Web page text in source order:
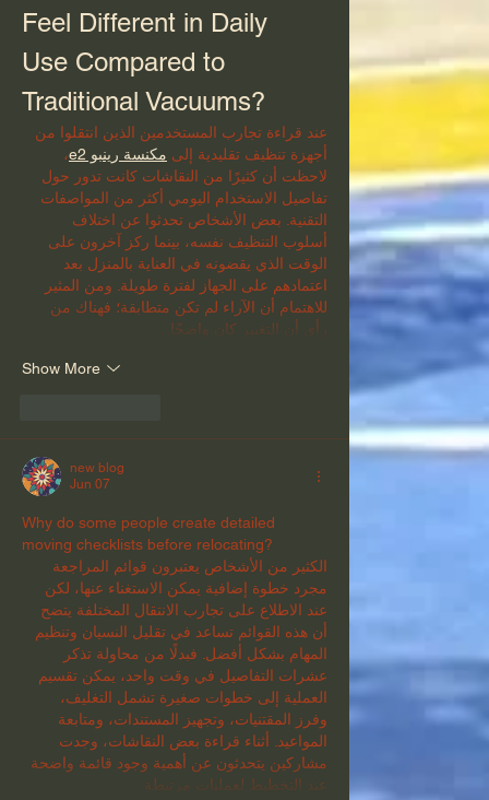
Feel Different in Daily
Use Compared to
Traditional Vacuums?
عند قراءة تجارب المستخدمين الذين انتقلوا من
أجهزة تنظيف تقليدية إلى مكنسة رينبو e2
،
لاحظت أن كثيرًا من النقاشات كانت تدور حول
تفاصيل الاستخدام اليومي أكثر من المواصفات
التقنية. بعض الأشخاص تحدثوا عن اختلاف
أسلوب التنظيف نفسه، بينما ركز آخرون على
الوقت الذي يقضونه في العناية بالمنزل بعد
اعتمادهم على الجهاز لفترة طويلة. ومن المثير
للاهتمام أن الآراء لم تكن متطابقة؛ فهناك من
رأى أن التغيير كان واضحًا…
Show More
new blog
Jun 07
Why do some people create detailed
moving checklists before relocating?
الكثير من الأشخاص يعتبرون قوائم المراجعة
مجرد خطوة إضافية يمكن الاستغناء عنها، لكن
عند الاطلاع على تجارب الانتقال المختلفة يتضح
أن هذه القوائم تساعد في تقليل النسيان وتنظيم
المهام بشكل أفضل. فبدلًا من محاولة تذكر
عشرات التفاصيل في وقت واحد، يمكن تقسيم
العملية إلى خطوات صغيرة تشمل التغليف،
وفرز المقتنيات، وتجهيز المستندات، ومتابعة
المواعيد. أثناء قراءة بعض النقاشات، وجدت
مشاركين يتحدثون عن أهمية وجود قائمة واضحة
عند التخطيط لعمليات مرتبطة…